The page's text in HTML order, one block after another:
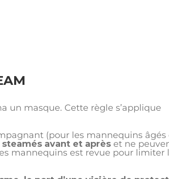
un masque. Cette règle s’applique
(pour les mannequins âgés
avant et aprèset ne
mannequins est revue pour limiter